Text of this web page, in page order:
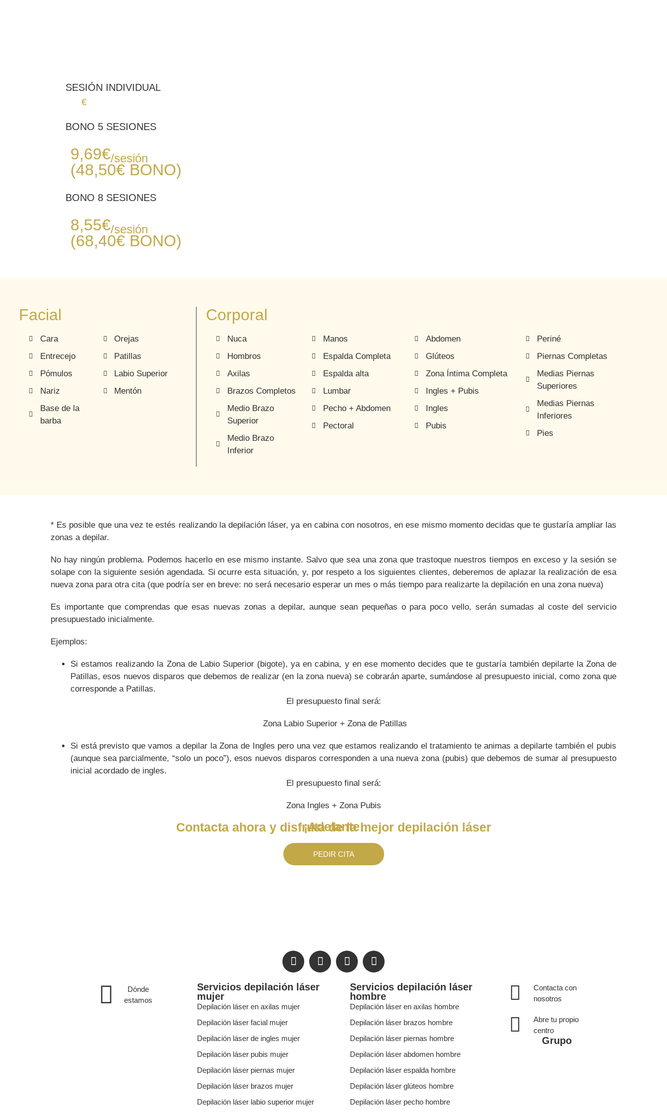
SESIÓN INDIVIDUAL
€
BONO 5 SESIONES
9,69€/sesión
(48,50€ BONO)
BONO 8 SESIONES
8,55€/sesión
(68,40€ BONO)
Facial
Cara
Entrecejo
Pómulos
Nariz
Base de la
barba
Orejas
Patillas
Labio Superior
Mentón
Corporal
Nuca
Hombros
Axilas
Brazos Completos
Medio Brazo
Superior
Medio Brazo
Inferior
Manos
Espalda Completa
Espalda alta
Lumbar
Pecho + Abdomen
Pectoral
Abdomen
Glúteos
Zona Íntima Completa
Ingles + Pubis
Ingles
Pubis
Periné
Piernas Completas
Medias Piernas
Superiores
Medias Piernas
Inferiores
Pies
* Es posible que una vez te estés realizando la depilación láser, ya en cabina con nosotros, en ese mismo momentodecidas que te gustaría ampliar las
zonas a depilar.
No hay ningún problema. Podemos hacerlo en ese mismo instante. Salvo que sea una zona que trastoque nuestros tiempos en exceso y la sesión se
solape con la siguiente sesión agendada. Si ocurre esta situación, y, por respeto a los siguientes clientes, deberemos de aplazar la realización de esa
nueva zona para otra cita (que podría ser en breve: no será necesario esperar un mes o más tiempo para realizarte la depilación en una zona nueva)
Es importante que comprendas que esas nuevas zonas a depilar, aunque sean pequeñas o para poco vello, serán sumadas al coste del servicio
presupuestado inicialmente.
Ejemplos:
Si estamos realizando la Zona de Labio Superior (bigote), ya en cabina, y en ese momento decides que te gustaría también depilarte la Zona de
Patillas, esos nuevos disparos que debemos de realizar (en la zona nueva) se cobrarán aparte, sumándose al presupuesto inicial, como zona que
corresponde a Patillas.
El presupuesto final será:
Zona Labio Superior + Zona de Patillas
Si está previsto que vamos a depilar la Zona de Ingles pero una vez que estamos realizando el tratamiento te animas a depilarte también el pubis
(aunque sea parcialmente, “solo un poco”), esos nuevos disparos corresponden a una nueva zona (pubis) que debemos de sumar al presupuesto
inicial acordado de ingles.
El presupuesto final será:
Zona Ingles + Zona Pubis
¡Adelante!
Contacta ahora y disfruta de la mejor depilación láser
PEDIR CITA
Dónde
estamos
Servicios depilación láser
mujer
Depilación láser en axilas mujer
Depilación láser facial mujer
Depilación láser de ingles mujer
Depilación láser pubis mujer
Depilación láser piernas mujer
Depilación láser brazos mujer
Depilación láser labio superior mujer
Servicios depilación láser
hombre
Depilación láser en axilas hombre
Depilación láser brazos hombre
Depilación láser piernas hombre
Depilación láser abdomen hombre
Depilación láser espalda hombre
Depilación láser glúteos hombre
Depilación láser pecho hombre
Contacta con
nosotros
Abre tu propio
centro
Grupo